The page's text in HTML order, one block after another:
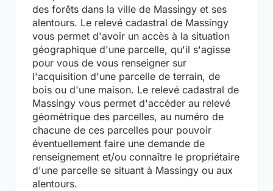
des forêts dans la ville de Massingy et ses
alentours. Le relevé cadastral de Massingy
vous permet d'avoir un accès à la situation
géographique d'une parcelle, qu'il s'agisse
pour vous de vous renseigner sur
l'acquisition d'une parcelle de terrain, de
bois ou d'une maison. Le relevé cadastral de
Massingy vous permet d'accéder au relevé
géométrique des parcelles, au numéro de
chacune de ces parcelles pour pouvoir
éventuellement faire une demande de
renseignement et/ou connaître le propriétaire
d'une parcelle se situant à Massingy ou aux
alentours.